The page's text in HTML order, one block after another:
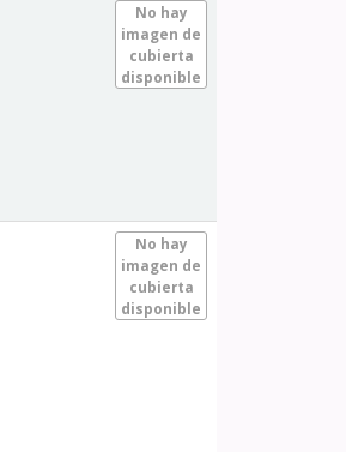
No hay
imagen de
cubierta
disponible
No hay
imagen de
cubierta
disponible